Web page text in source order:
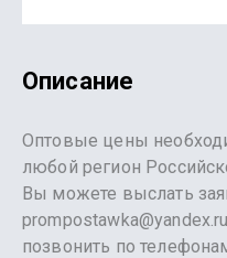
Описание
Оптовые цены
любой регион
Вы можете выслать
позвонить по